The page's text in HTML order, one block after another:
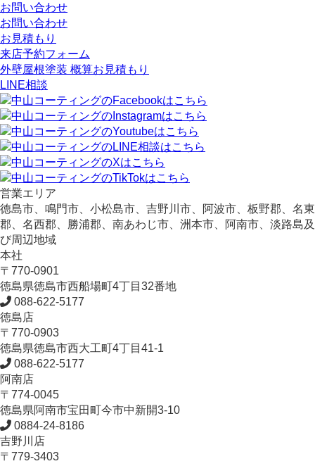
お問い合わせ
お問い合わせ
お見積もり
来店予約フォーム
外壁屋根塗装 概算お見積もり
LINE相談
営業エリア
徳島市、鳴門市、小松島市、吉野川市、阿波市、板野郡、名東
郡、名西郡、勝浦郡、南あわじ市、洲本市、阿南市、淡路島及
び周辺地域
本社
〒770-0901
徳島県徳島市西船場町4丁目32番地
088-622-5177
徳島店
〒770-0903
徳島県徳島市西大工町4丁目41-1
088-622-5177
阿南店
〒774-0045
徳島県阿南市宝田町今市中新開3-10
0884-24-8186
吉野川店
〒779-3403